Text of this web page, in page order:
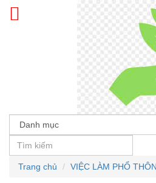
Trang chủ VIỆC LÀM PHỔ